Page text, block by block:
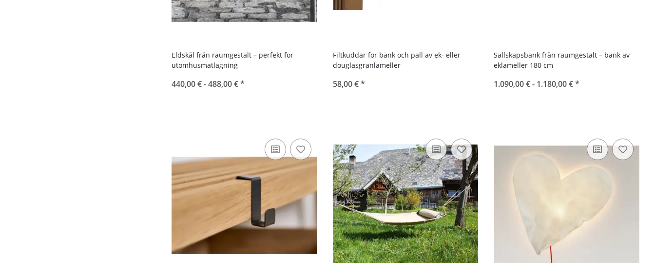
Eldskål från raumgestalt – perfekt för
utomhusmatlagning
440,00 € -488,00 €*
Filtkuddar för bänk och pall av ek- eller
douglasgranlameller
58,00 €*
Sällskapsbänk från raumgestalt – bänk av
eklameller 180 cm
1.090,00 € - 1.180,00 €*